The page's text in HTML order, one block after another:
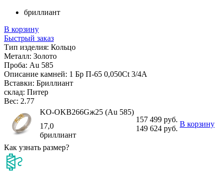
бриллиант
В корзину
Быстрый заказ
Тип изделия: Кольцо
Металл: Золото
Проба: Au 585
Описание камней: 1 Бр П-65 0,050Ct 3/4А
Вставки: Бриллиант
склад: Питер
Вес: 2.77
KO-OKB266Gж25 (Au 585)
157 499 руб.
149 624 руб.
В корзину
17,0
бриллиант
Как узнать размер?